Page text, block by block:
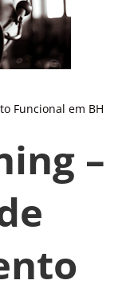
Funcional em BH
–